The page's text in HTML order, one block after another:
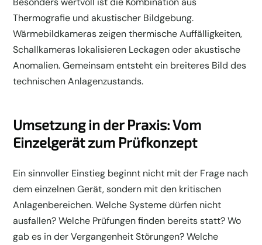
Thermografie und akustischer Bildgebung.
Wärmebildkameras zeigen thermische Auffälligkeiten,
Schallkameras lokalisieren Leckagen oder akustische
Anomalien. Gemeinsam entsteht ein breiteres Bild des
technischen Anlagenzustands.
Umsetzung in der Praxis: Vom
Einzelgerät zum Prüfkonzept
Ein sinnvoller Einstieg beginnt nicht mit der Frage nach
dem einzelnen Gerät, sondern mit den kritischen
Anlagenbereichen. Welche Systeme dürfen nicht
ausfallen? Welche Prüfungen finden bereits statt? Wo
gab es in der Vergangenheit Störungen? Welche